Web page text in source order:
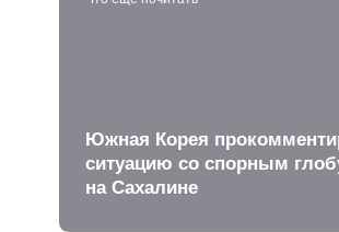
Южная Корея
ситуацию со спорным
на Сахалине